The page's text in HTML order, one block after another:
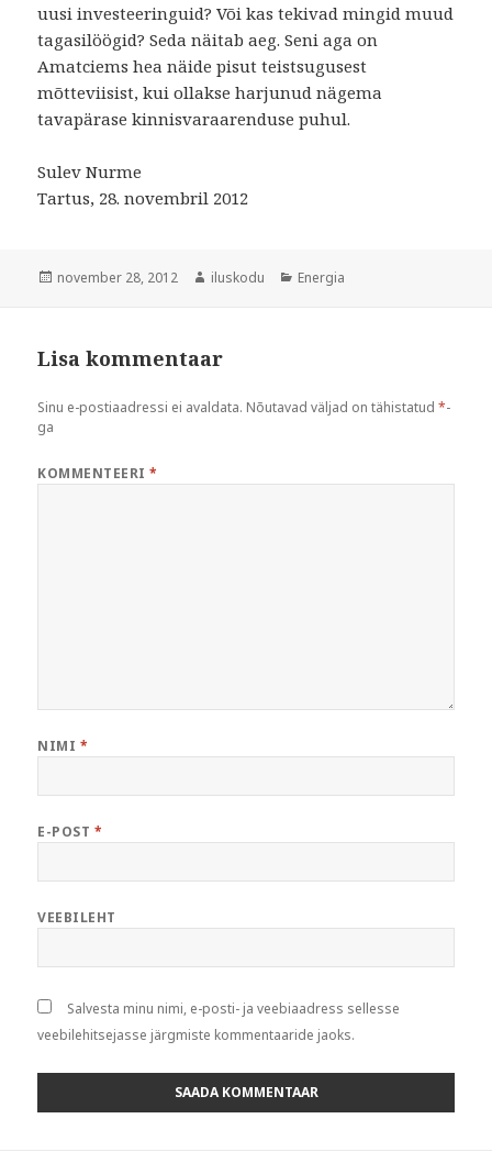
uusi investeeringuid? Või kas tekivad mingid muud
tagasilöögid? Seda näitab aeg. Seni aga on
Amatciems hea näide pisut teistsugusest
mõtteviisist, kui ollakse harjunud nägema
tavapärase kinnisvaraarenduse puhul.
Sulev Nurme
Tartus, 28. novembril 2012
Postitatud
november 28, 2012 Autor
iluskodu Rubriigid
Energia
Lisa kommentaar
Sinu e-postiaadressi ei avaldata. Nõutavad väljad on tähistatud*-
ga
KOMMENTEERI*
NIMI *
E-POST *
VEEBILEHT
Salvesta minu nimi, e-posti- ja veebiaadress sellesse
veebilehitsejasse järgmiste kommentaaride jaoks.